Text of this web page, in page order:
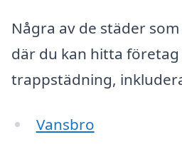
Några av de städer
där du kan hitta
trappstädning,
Vansbro